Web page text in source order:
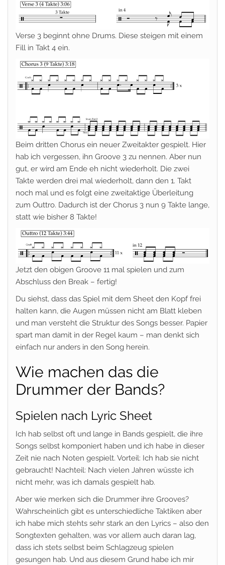
Verse 3 beginnt ohne Drums. Diese steigen mit einem
Fill in Takt 4 ein.
Beim dritten Chorus ein neuer Zweitakter gespielt. Hier
hab ich vergessen, ihn Groove 3 zu nennen. Aber nun
gut, er wird am Ende eh nicht wiederholt. Die zwei
Takte werden drei mal wiederholt, dann den 1. Takt
noch mal und es folgt eine zweitaktige Überleitung
zum Outtro. Dadurch ist der Chorus 3 nun 9 Takte lange,
statt wie bisher 8 Takte!
Jetzt den obigen Groove 11 mal spielen und zum
Abschluss den Break – fertig!
Du siehst, dass das Spiel mit dem Sheet den Kopf frei
halten kann, die Augen müssen nicht am Blatt kleben
und man versteht die Struktur des Songs besser. Papier
spart man damit in der Regel kaum – man denkt sich
einfach nur anders in den Song herein.
Wie machen das die
Drummer der Bands?
Spielen nach Lyric Sheet
Ich hab selbst oft und lange in Bands gespielt, die ihre
Songs selbst komponiert haben und ich habe in dieser
Zeit nie nach Noten gespielt. Vorteil: Ich hab sie nicht
gebraucht! Nachteil: Nach vielen Jahren wüsste ich
nicht mehr, was ich damals gespielt hab.
Aber wie merken sich die Drummer ihre Grooves?
Wahrscheinlich gibt es unterschiedliche Taktiken aber
ich habe mich stehts sehr stark an den Lyrics – also den
Songtexten gehalten, was vor allem auch daran lag,
dass ich stets selbst beim Schlagzeug spielen
gesungen hab. Und aus diesem Grund habe ich mir